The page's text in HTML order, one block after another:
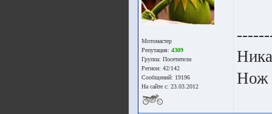
Мотомастер
Репутация: 4309
Группа: Посетители
Регион: 42/142
Сообщений: 19196
На сайте с: 23.03.2012
Нож